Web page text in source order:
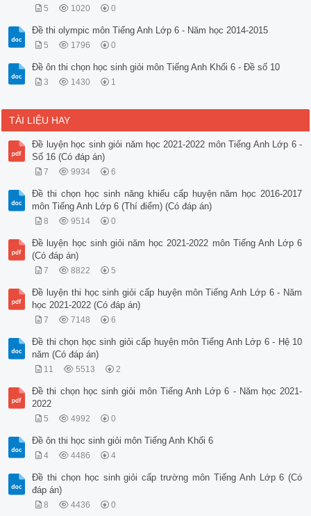
5 1020 0
Đề thi olympic môn Tiếng Anh Lớp 6 - Năm học 2014-2015
5 1796 0
Đề ôn thi chọn học sinh giỏi môn Tiếng Anh Khối 6 - Đề số 10
3 1430 1
TÀI LIỆU HAY
Đề luyện học sinh giỏi năm học 2021-2022 môn Tiếng Anh Lớp 6 -
Số 16 (Có đáp án)
7 9934 6
Đề thi chọn học sinh năng khiếu cấp huyện năm học 2016-2017
môn Tiếng Anh Lớp 6 (Thí điểm) (Có đáp án)
8 9514 0
Đề luyện học sinh giỏi năm học 2021-2022 môn Tiếng Anh Lớp 6
(Có đáp án)
7 8822 5
Đề luyện thi học sinh giỏi cấp huyện môn Tiếng Anh Lớp 6 - Năm
học 2021-2022 (Có đáp án)
7 7148 6
Đề thi chọn học sinh giỏi cấp huyện môn Tiếng Anh Lớp 6 - Hệ 10
năm (Có đáp án)
11 5513 2
Đề thi chọn học sinh giỏi môn Tiếng Anh Lớp 6 - Năm học 2021-
2022
5 4992 0
Đề ôn thi học sinh giỏi môn Tiếng Anh Khối 6
4 4486 4
Đề thi chọn học sinh giỏi cấp trường môn Tiếng Anh Lớp 6 (Có
đáp án)
8 4436 0